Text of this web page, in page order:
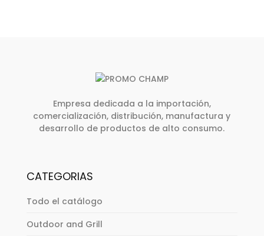
Empresa dedicada a la importación,
comercialización, distribución, manufactura y
desarrollo de productos de alto consumo.
CATEGORIAS
Todo el catálogo
Outdoor and Grill